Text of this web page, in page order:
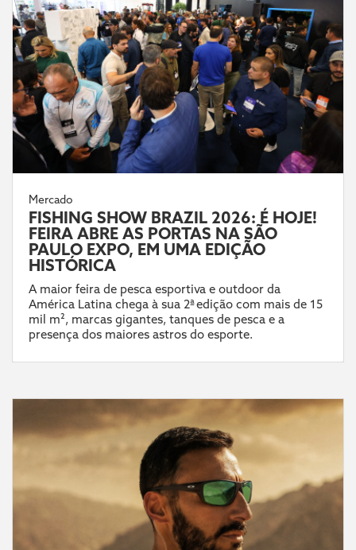
Mercado
FISHING SHOW BRAZIL 2026: É HOJE!
FEIRA ABRE AS PORTAS NA SÃO
PAULO EXPO, EM UMA EDIÇÃO
HISTÓRICA
A maior feira de pesca esportiva e outdoor da
América Latina chega à sua 2ª edição com mais de 15
mil m², marcas gigantes, tanques de pesca e a
presença dos maiores astros do esporte.